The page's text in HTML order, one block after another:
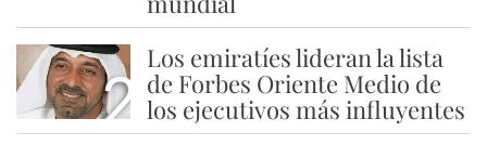
2
Los emiratíes lideran la lista
de Forbes Oriente Medio de
los ejecutivos más influyentes